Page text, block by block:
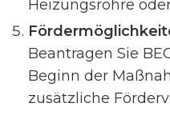
Heizungsrohre
Beantragen Sie
Beginn der
zusätzliche